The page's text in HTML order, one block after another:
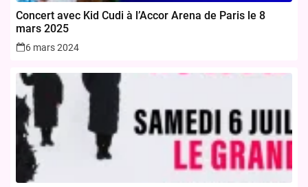
Concert avec Kid Cudi à l’Accor Arena de Paris le 8
mars 2025
6 mars 2024